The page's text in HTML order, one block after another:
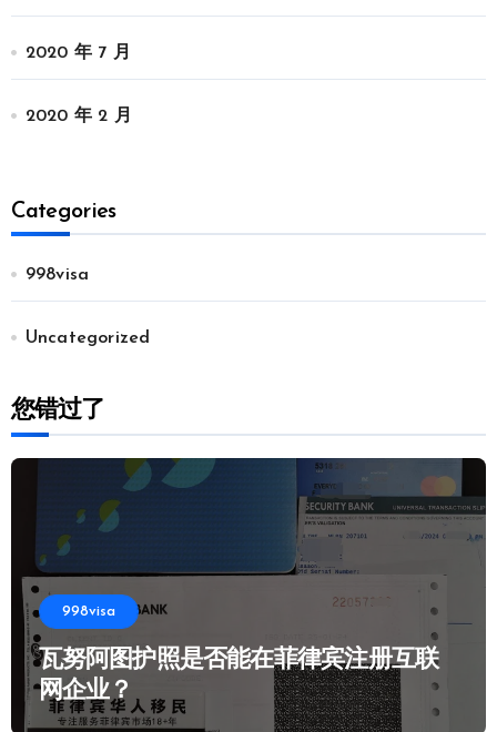
2020 年 7 月
2020 年 2 月
Categories
998visa
Uncategorized
您错过了
998visa
瓦努阿图护照是否能在菲律宾注册互联
网企业？